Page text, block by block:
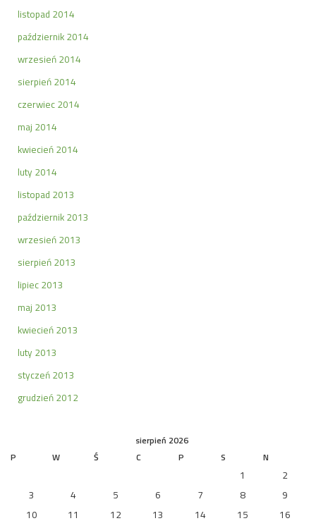
listopad 2014
październik 2014
wrzesień 2014
sierpień 2014
czerwiec 2014
maj 2014
kwiecień 2014
luty 2014
listopad 2013
październik 2013
wrzesień 2013
sierpień 2013
lipiec 2013
maj 2013
kwiecień 2013
luty 2013
styczeń 2013
grudzień 2012
sierpień 2026
P
W Ś C P S N
1
2
3
4 5 6 7 8
9
10
11 12 13 14 15
16